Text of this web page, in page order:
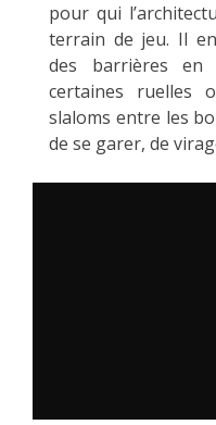
pour qui
terrain de jeu. Il
des barrières en
certaines ruelles
slaloms entre les
de se garer, de